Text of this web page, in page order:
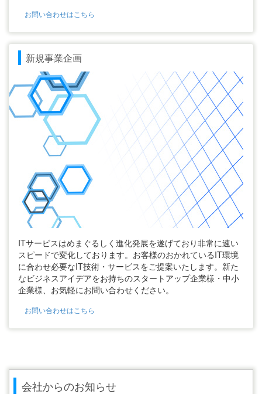
お問い合わせはこちら
新規事業企画
ITサービスはめまぐるしく進化発展を遂げており非常に速い
スピードで変化しております。お客様のおかれているIT環境
に合わせ必要なIT技術・サービスをご提案いたします。新た
なビジネスアイデアをお持ちのスタートアップ企業様・中小
企業様、お気軽にお問い合わせください。
お問い合わせはこちら
会社からのお知らせ